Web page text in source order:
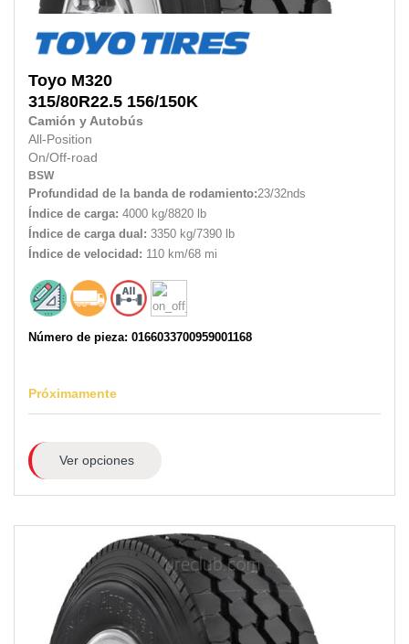
Toyo M320
315/80R22.5 156/150K
Camión y Autobús
All-Position
On/Off-road
BSW
Profundidad de la banda de rodamiento:23/32nds
Índice de carga: 4000 kg/8820 lb
Índice de carga dual: 3350 kg/7390 lb
Índice de velocidad: 110 km/68 mi
Número de pieza: 0166033700959001168
Próximamente
Ver opciones